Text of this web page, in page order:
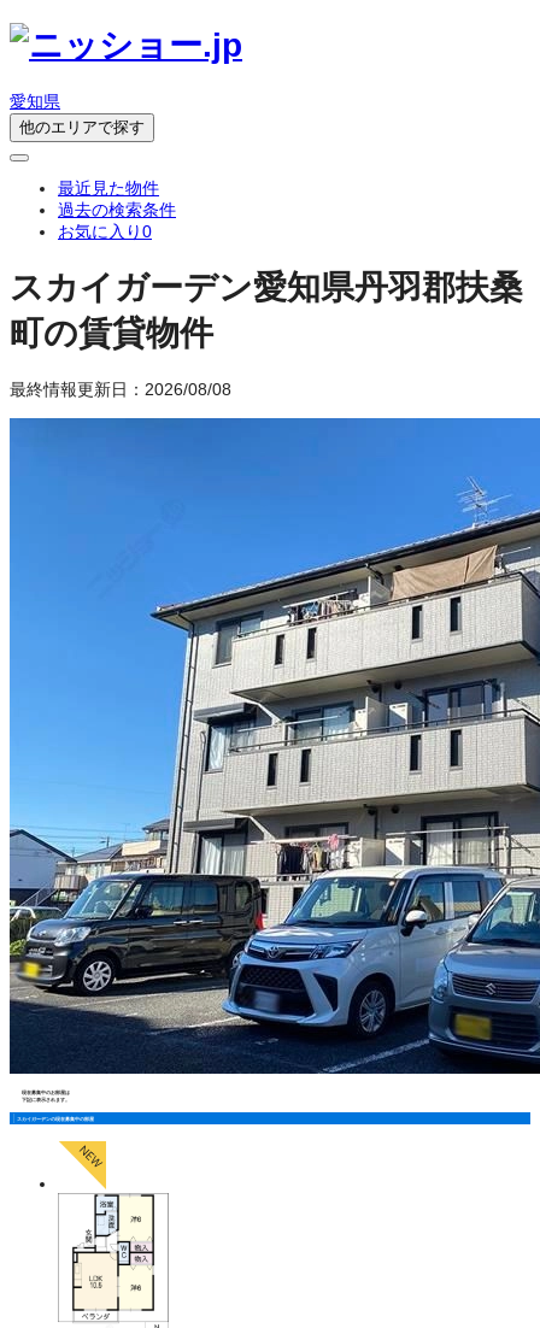
愛知県
他のエリアで探す
最近見た物件
過去の検索条件
お気に入り0
スカイガーデン愛知県丹羽郡扶桑
町の賃貸物件
最終情報更新日：2026/08/08
現在募集中のお部屋は
下記に表示されます。
スカイガーデンの現在募集中の部屋